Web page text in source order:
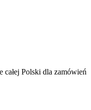
całej Polski dla zamówień